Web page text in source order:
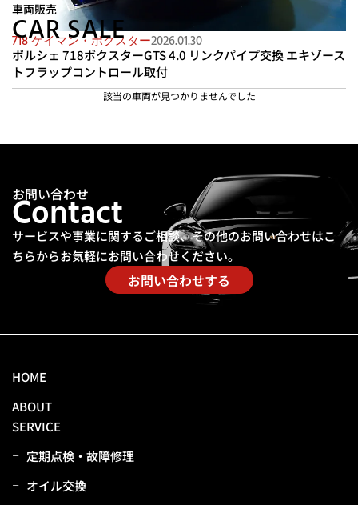
718 ケイマン・ボクスター2026.01.30
ポルシェ 718ボクスターGTS 4.0 リンクパイプ交換 エキゾース
トフラップコントロール取付
車両販売
CAR SALE
該当の車両が見つかりませんでした
Contact
お問い合わせ
サービスや事業に関するご相談、その他のお問い合わせはこ
ちらからお気軽にお問い合わせください。
お問い合わせする
HOME
ABOUT
SERVICE
定期点検・故障修理
オイル交換